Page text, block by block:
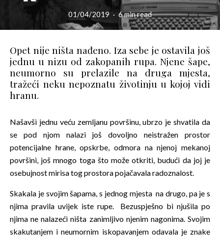
01/04/2019 · 6 min read
Opet nije ništa nađeno. Iza sebe je ostavila još
jednu u nizu od zakopanih rupa. Njene šape,
neumorno su prelazile na druga mjesta,
tražeći neku nepoznatu životinju u kojoj vidi
hranu.
Našavši jednu veću zemljanu površinu, ubrzo je shvatila da
se pod njom nalazi još dovoljno neistražen prostor
potencijalne hrane, opskrbe, odmora na njenoj mekanoj
površini, još mnogo toga što može otkriti, budući da joj je
osebujnost mirisa tog prostora pojačavala radoznalost.
Skakala je svojim šapama, s jednog mjesta na drugo, pa je s
njima pravila uvijek iste rupe. Bezuspješno bi njušila po
njima ne nalazeći ništa zanimljivo njenim nagonima. Svojim
skakutanjem i neumornim iskopavanjem odavala je znake